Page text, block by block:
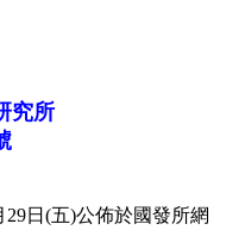
究所
29日 (五)公佈於國發所網